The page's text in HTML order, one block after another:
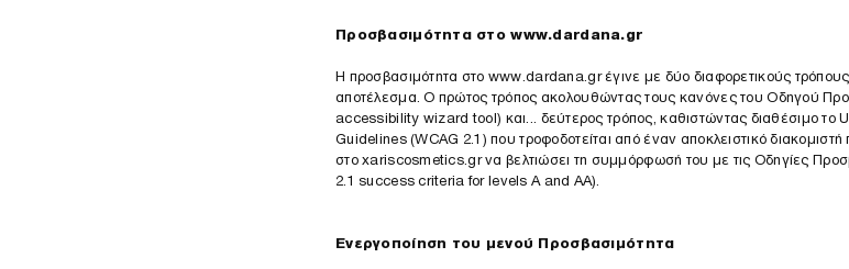
Προσβασιμότητα στοwww.dardana.gr
Η προσβασιμότητα στο www.dardana.grέγινε με δύο διαφορετικούς
αποτέλεσμα. Ο πρώτος τρόπος ακολουθώντας τους κανόνες του Οδηγού
accessibility wizard tool) και... δεύτερος τρόπος, καθιστώντας διαθέσιμο
Guidelines (WCAG 2.1) που τροφοδοτείται από έναν αποκλειστικό διακομιστή
στο xariscosmetics.gr να βελτιώσει τη συμμόρφωσή του με τις Οδηγίες
2.1 success criteria for levels A and AA).
Ενεργοποίηση του μενού Προσβασιμότητα